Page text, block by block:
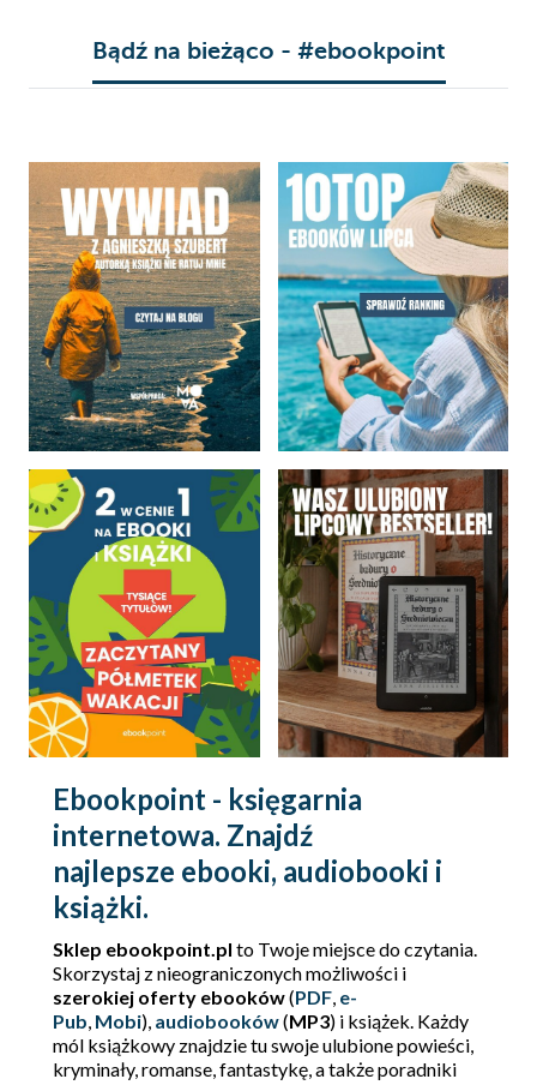
Bądź na bieżąco - #ebookpoint
Ebookpoint - księgarnia
internetowa. Znajdź
najlepsze ebooki, audiobooki i
książki.
Sklep ebookpoint.pl to Twoje miejsce do czytania.
Skorzystaj z nieograniczonych możliwości i
szerokiej oferty ebooków(PDF, e-
Pub, Mobi), audiobooków(MP3) i książek. Każdy
mól książkowy znajdzie tu swoje ulubione powieści,
kryminały, romanse, fantastykę, a także poradniki